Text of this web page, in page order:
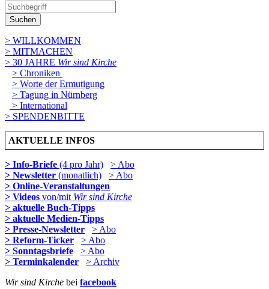
Suchen
> WILLKOMMEN
> MITMACHEN
> 30 JAHRE Wir sind Kirche
> Chroniken
> Worte der Ermutigung
> Tagung in Nürnberg
> International
> SPENDENBITTE
AKTUELLE INFOS
> Info-Briefe (4 pro Jahr)
> Abo
> Newsletter (monatlich)
> Abo
> Online-Veranstaltungen
> Videos von/mit Wir sind Kirche
> aktuelle Buch-Tipps
> aktuelle Medien-Tipps
> Presse-Newsletter
> Abo
> Reform-Ticker
> Abo
> Sonntagsbriefe
> Abo
> Terminkalender
> Archiv
Wir sind Kirche bei facebook